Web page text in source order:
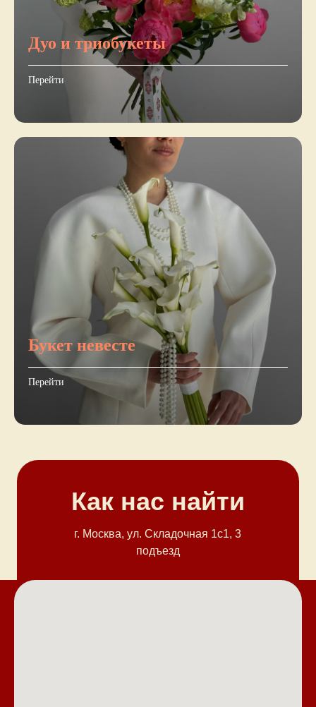
Дуо и триобукеты
Перейти
Букет невесте
Перейти
г. Москва, ул. Cкладочная 1с1, 3
подъезд
Как нас найти